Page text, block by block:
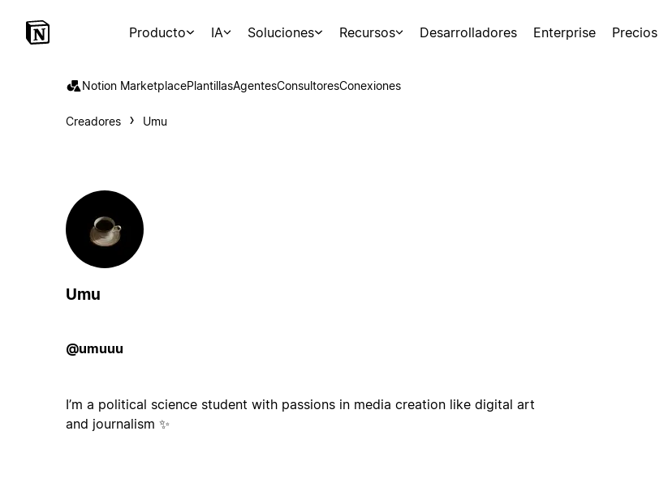
Producto IA Soluciones Recursos Desarrolladores Enterprise Precios
Notion MarketplacePlantillasAgentesConsultoresConexiones
Creadores Umu
Umu
@umuuu
I’m a political science student with passions in media creation like digital art
and journalism ✨